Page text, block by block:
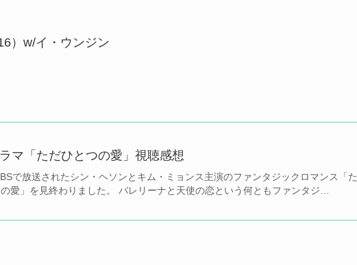
）w/イ・ウンジン
マ「ただひとつの愛」視聴感想
で放送されたシン・ヘソンとキム・ミョンス主演のファンタジックロマンス「た
愛」を見終わりました。 バレリーナと天使の恋という何ともファンタジ…